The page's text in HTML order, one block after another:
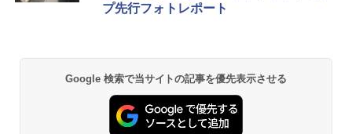
プ先行フォトレポート
Google 検索で当サイトの記事を優先表示させる